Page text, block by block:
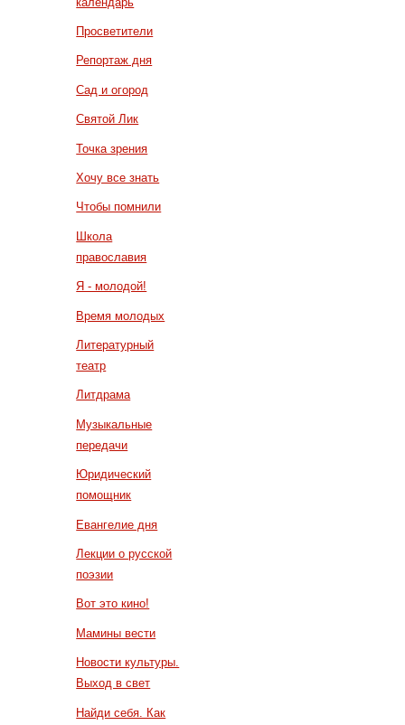
Просветители
Репортаж дня
Сад и огород
Святой Лик
Точка зрения
Хочу все знать
Чтобы помнили
Школа
православия
Я - молодой!
Время молодых
Литературный
театр
Литдрама
Музыкальные
передачи
Юридический
помощник
Евангелие дня
Лекции о русской
поэзии
Вот это кино!
Мамины вести
Новости культуры.
Выход в свет
Найди себя. Как